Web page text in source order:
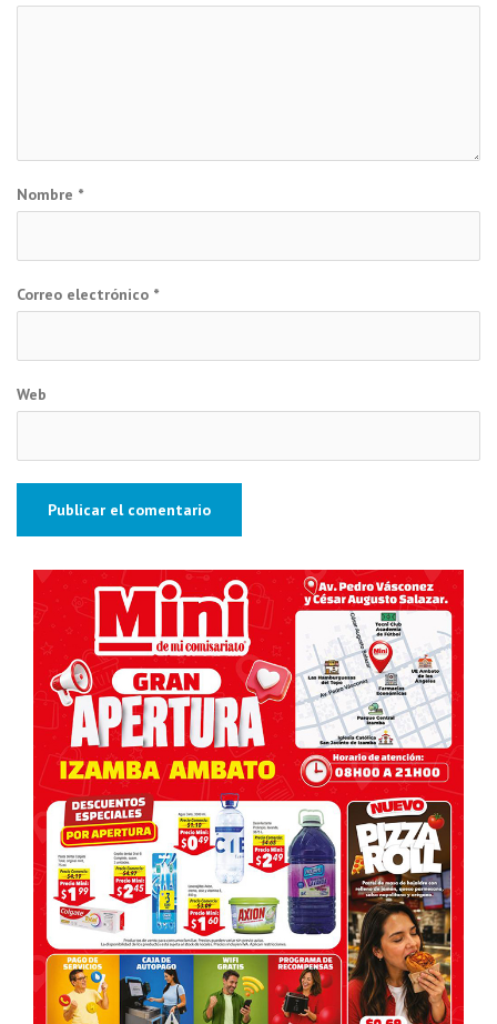
Nombre *
Correo electrónico *
Web